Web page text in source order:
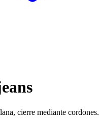
cierre mediante cordones.